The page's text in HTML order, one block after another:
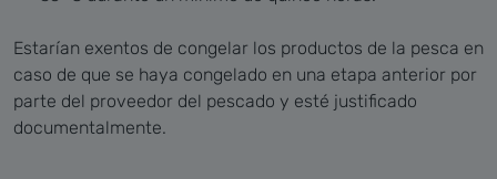
Estarían exentos de congelar los productos de la pesca en
caso de que se haya congelado en una etapa anterior por
parte del proveedor del pescado y esté justificado
documentalmente.